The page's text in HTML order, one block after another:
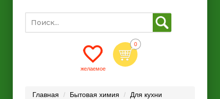
Главная Бытовая химия
Для кухни